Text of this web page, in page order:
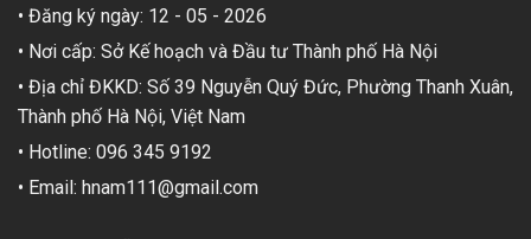
• Đăng ký ngày: 12 - 05 - 2026
• Nơi cấp: Sở Kế hoạch và Đầu tư Thành phố Hà Nội
• Địa chỉ ĐKKD: Số 39 Nguyễn Quý Đức, Phường Thanh Xuân,
Thành phố Hà Nội, Việt Nam
• Hotline: 096 345 9192
• Email: hnam111@gmail.com